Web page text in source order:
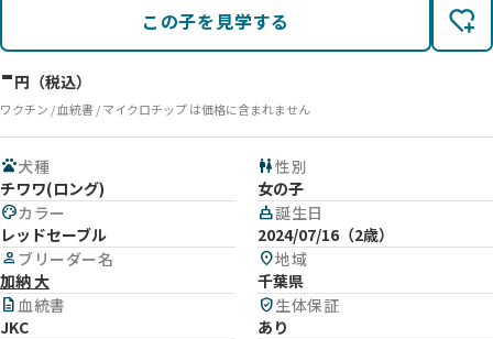
この子を見学する
-円（税込）
ワクチン / 血統書 / マイクロチップ は価格に含まれません
pets犬種
チワワ(ロング)
wc性別
女の子
paletteカラー
レッドセーブル
cake誕生日
2024/07/16（2歳）
person ブリーダー名
加納 大
location_on地域
千葉県
description血統書
JKC
verified_user生体保証
あり